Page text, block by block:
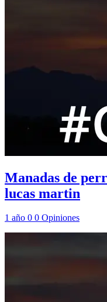
Manadas de
lucas martin
1 año 0 0 Opiniones